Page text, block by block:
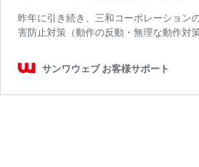
昨年に引き続き、三和コーポレーション
害防止対策（動作の反動・無理な動作
サンワウェブ お客様サポート